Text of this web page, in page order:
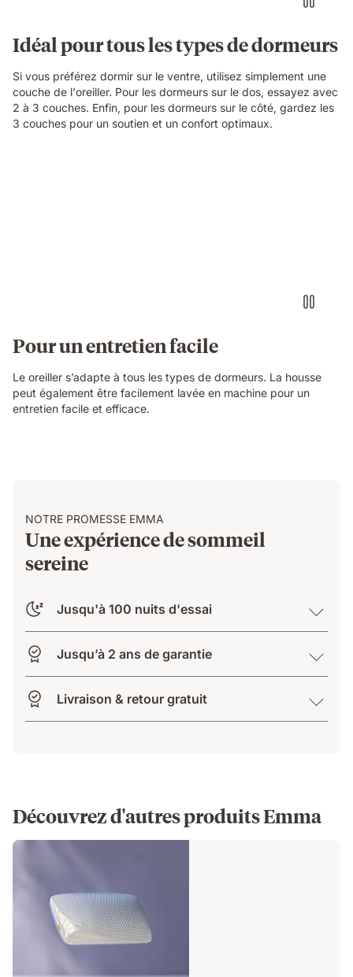
Idéal pour tous les types de dormeurs
Si vous préférez dormir sur le ventre, utilisez simplement une
couche de l'oreiller. Pour les dormeurs sur le dos, essayez avec
2 à 3 couches. Enfin, pour les dormeurs sur le côté, gardez les
3 couches pour un soutien et un confort optimaux.
Pour un entretien facile
Le oreiller s’adapte à tous les types de dormeurs. La housse
peut également être facilement lavée en machine pour un
entretien facile et efficace.
NOTRE PROMESSE EMMA
Une expérience de sommeil
sereine
Jusqu'à 100 nuits d'essai
Jusqu’à 2 ans de garantie
Livraison & retour gratuit
Découvrez d'autres produits Emma